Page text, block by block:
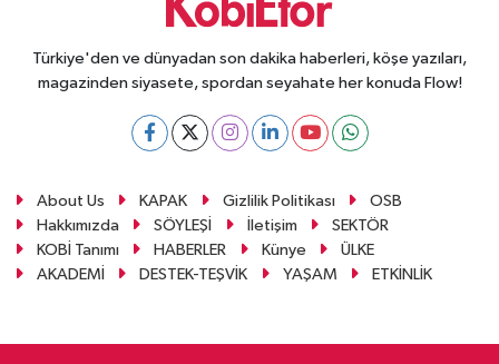
Türkiye'den ve dünyadan son dakika haberleri, köşe yazıları,
magazinden siyasete, spordan seyahate her konuda Flow!
About Us KAPAK Gizlilik Politikası
OSB
Hakkımızda
SÖYLEŞİ İletişim
SEKTÖR
KOBİ Tanımı
HABERLER Künye
ÜLKE
AKADEMİ
DESTEK-TEŞVİK YAŞAM ETKİNLİK